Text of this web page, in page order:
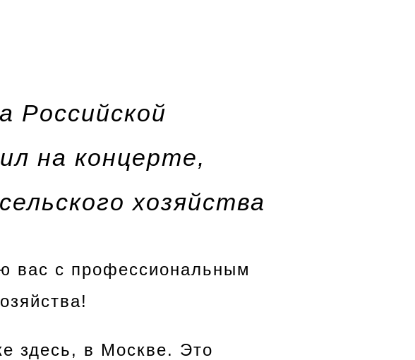
Российской
на концерте,
хозяйства
вас с профессиональным
здесь, в Москве. Это